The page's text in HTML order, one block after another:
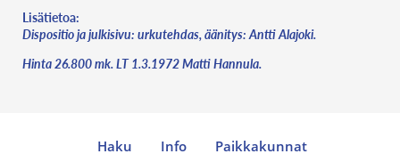
Lisätietoa:
Dispositio ja julkisivu: urkutehdas, äänitys: Antti Alajoki.
Hinta 26.800 mk. LT 1.3.1972 Matti Hannula.
Haku Info Paikkakunnat